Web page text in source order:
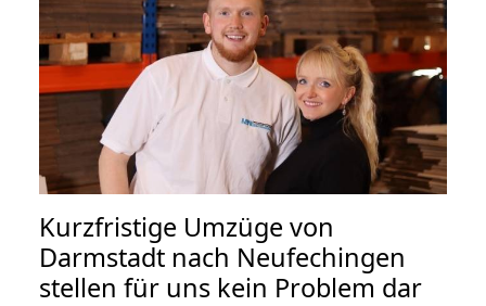
Kurzfristige Umzüge von
Darmstadt nach Neufechingen
stellen für uns kein Problem dar